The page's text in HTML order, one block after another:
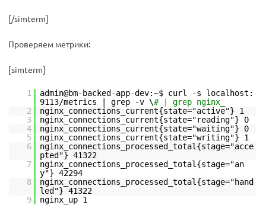
[/simterm]
Проверяем метрики:
[simterm]
1
admin@bm-backed-app-dev:~$ curl -s localhost:
9113/metrics | grep -v \# | grep nginx_
2
nginx_connections_current{state="active"} 1
3
nginx_connections_current{state="reading"} 0
4
nginx_connections_current{state="waiting"} 0
5
nginx_connections_current{state="writing"} 1
6
nginx_connections_processed_total{stage="acce
pted"} 41322
7
nginx_connections_processed_total{stage="an
y"} 42294
8
nginx_connections_processed_total{stage="hand
led"} 41322
9
nginx_up 1